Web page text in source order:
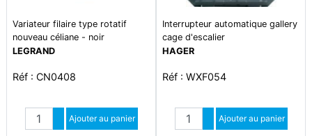
Variateur filaire type rotatif
nouveau céliane - noir
LEGRAND
Réf : CN0408
Quantité
Augmenter quantité
Diminuer quantité
Ajouter au panier
Interrupteur automatique gallery
cage d'escalier
HAGER
Réf : WXF054
Quantité
Augmenter quantité
Diminuer quantité
Ajouter au panier